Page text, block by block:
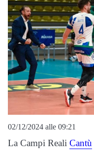
02/12/2024 alle 09:21
La Campi Reali Cantù